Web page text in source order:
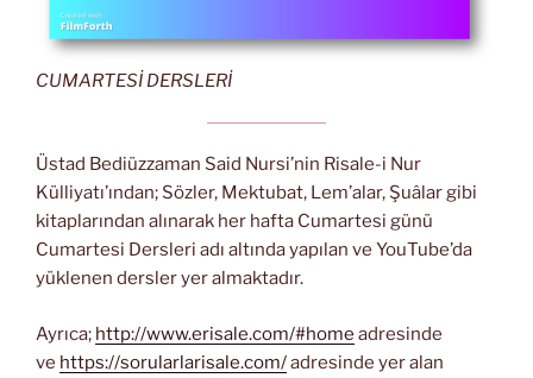
CUMARTESİ DERSLERİ
Üstad Bediüzzaman Said Nursi’nin Risale-i Nur
Külliyatı’ından; Sözler, Mektubat, Lem’alar, Şuâlar gibi
kitaplarından alınarak her hafta Cumartesi günü
Cumartesi Dersleri adı altında yapılan ve YouTube’da
yüklenen dersler yer almaktadır.
Ayrıca; http://www.erisale.com/#home adresinde
ve https://sorularlarisale.com/adresinde yer alan